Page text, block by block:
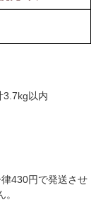
以内
430円で発送させ